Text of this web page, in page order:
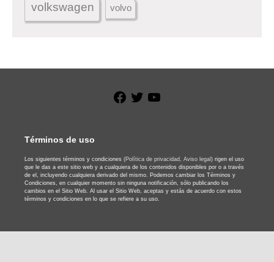
volkswagen volvo
Facebook
Twitter
Términos de uso
Los siguientes términos y condiciones (Política de privacidad, Aviso legal) rigen el uso
que le das a este sitio web y a cualquiera de los contenidos disponibles por o a través
de el, incluyendo cualquiera derivado del mismo. Podemos cambiar los Términos y
Condiciones, en cualquier momento sin ninguna notificación, sólo publicando los
cambios en el Sitio Web. Al usar el Sitio Web, aceptas y estás de acuerdo con estos
términos y condiciones en lo que se refiere a su uso.